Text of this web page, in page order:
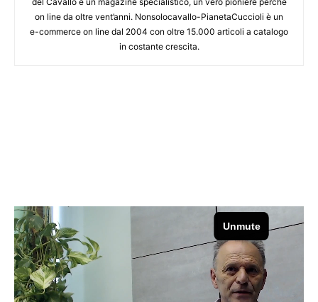
on line da oltre vent’anni. Nonsolocavallo-PianetaCuccioli è un
e-commerce on line dal 2004 con oltre 15.000 articoli a catalogo
in costante crescita.